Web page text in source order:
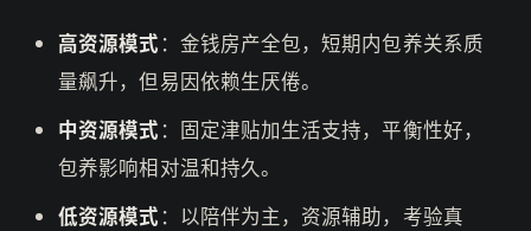
高资源模式 ：金钱房产全包，短期内包养关系质
量飙升，但易因依赖生厌倦。
中资源模式 ：固定津贴加生活支持，平衡性好，
包养影响相对温和持久。
低资源模式 ：以陪伴为主，资源辅助，考验真